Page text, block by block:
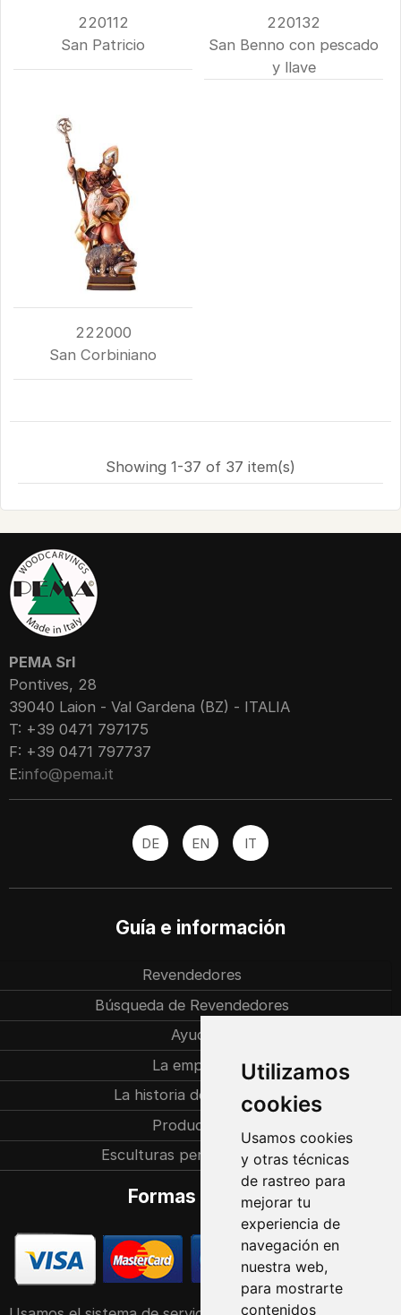
Utilizamos
cookies
Usamos cookies
y otras técnicas
de rastreo para
mejorar tu
experiencia de
navegación en
nuestra web,
para mostrarte
contenidos
220112
San Patricio
220132
San Benno con pescado
y llave
222000
San Corbiniano
Showing 1-37 of 37 item(s)
PEMA Srl
Pontives, 28
39040 Laion - Val Gardena (BZ) - ITALIA
T: +39 0471 797175
F: +39 0471 797737
E:info@pema.it
DE EN IT
Guía e información
Revendedores
Búsqueda de Revendedores
Ayuda
La empresa
La historia de la familia
Producción
Esculturas personalizadas
Formas de pago